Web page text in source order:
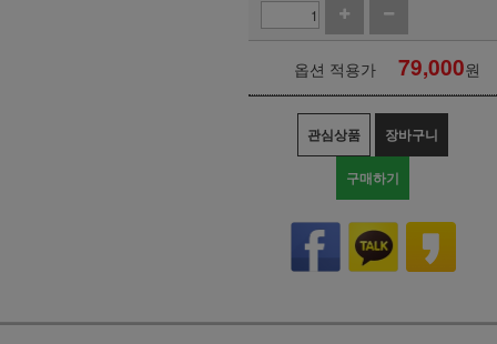
옵션 적용가 79,000원
관심상품 장바구니
구매하기